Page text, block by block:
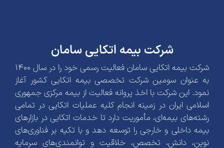
شرکت بیمه اتکایی سامان
شرکت بیمه اتکایی سامان فعالیت رسمی خود را در سال 1400
به عنوان سومین شرکت تخصصی بیمه اتکایی کشور آغاز
نمود. این شرکت با اخذ پروانه فعالیت از بیمه مرکزی جمهوری
اسلامی ایران در زمینه انجام کلیه عملیات اتکایی در تمامی
رشته‌های بیمه‌ای، مأموریت دارد تا خدمات اتکایی در بازارهای
بیمه داخلی و خارجی را توسعه دهد و با تکیه بر فناوری‌های
نوین، دانش، تخصص، خلاقیت و توانمندی‌های سرمایه